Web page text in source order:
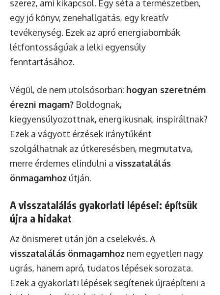
szerez, ami kikapcsol. Egy séta a természetben,
egy jó könyv, zenehallgatás, egy kreatív
tevékenység. Ezek az apró energiabombák
létfontosságúak a lelki egyensúly
fenntartásához.
Végül, de nem utolsósorban: hogyan szeretném
érezni magam? Boldognak,
kiegyensúlyozottnak, energikusnak, inspiráltnak?
Ezek a vágyott érzések iránytűként
szolgálhatnak az útkeresésben, megmutatva,
merre érdemes elindulni a visszatalálás
önmagamhoz útján.
A visszatalálás gyakorlati lépései: építsük
újra a hidakat
Az önismeret után jön a cselekvés. A
visszatalálás önmagamhoz nem egyetlen nagy
ugrás, hanem apró, tudatos lépések sorozata.
Ezek a gyakorlati lépések segítenek újraépíteni a